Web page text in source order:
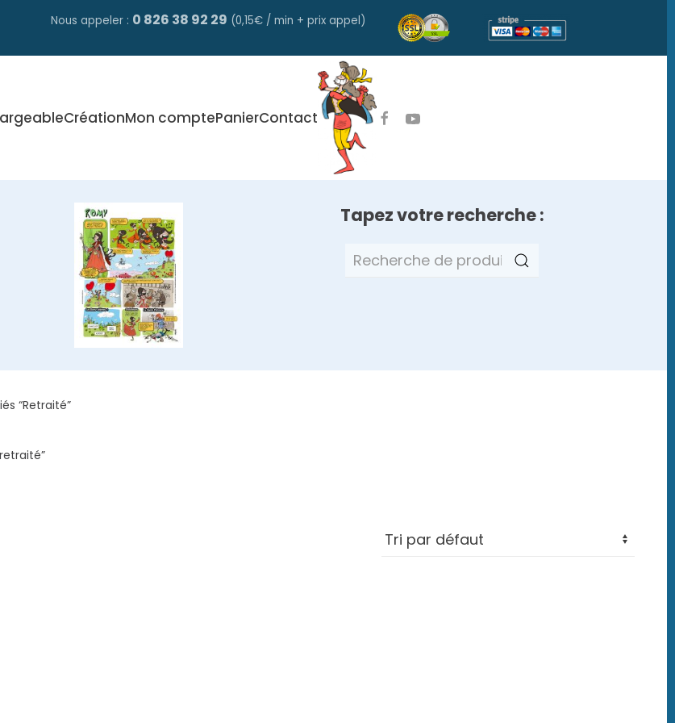
Nous appeler : 0 826 38 92 29 (0,15€ / min + prix appel)
CréationMon comptePanierContact
Tapez votre recherche :
Recherche
“retraité”